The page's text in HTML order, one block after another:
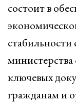
состоит в
ключевых
гражданам и